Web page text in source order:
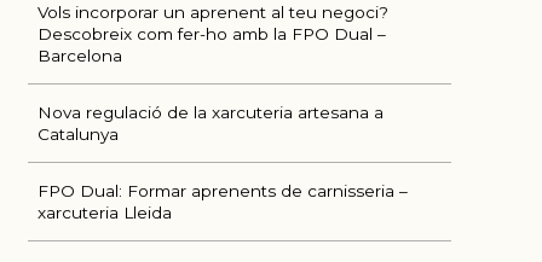
Vols incorporar un aprenent al teu negoci?
Descobreix com fer-ho amb la FPO Dual –
Barcelona
Nova regulació de la xarcuteria artesana a
Catalunya
FPO Dual: Formar aprenents de carnisseria –
xarcuteria Lleida